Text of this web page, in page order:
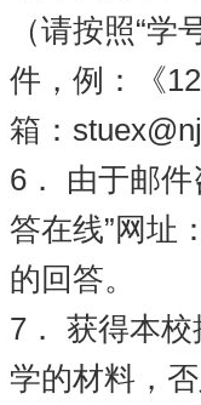
（请按照“学
件，例：《
箱：
6 ．
由于邮
答在线”网址
的回答。
7 ．
获得本
学的材料，